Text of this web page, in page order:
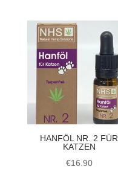
HANFÖL NR. 2 FÜR
KATZEN
€16.90